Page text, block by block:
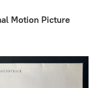
Motion Picture